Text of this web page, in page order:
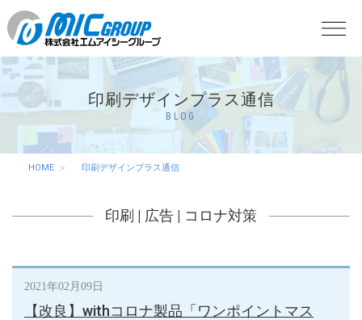
印刷デザインプラス通信
BLOG
HOME 印刷デザインプラス通信
印刷 | 広告 | コロナ対策
2021年02月09日
【改良】withコロナ製品「ワンポイントマス